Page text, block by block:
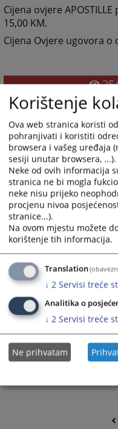
Cijena ovjere
15,00 KM.
Cijena Ovjere ugovora o
Korištenje
Ova web stranica koristi
pohranjivati i koristiti
browsera i vašeg uređaja
sesiji unutar browsera, ...).
Neke od ovih informacija
stranica ne bi mogla
neke nisu prijeko
procjenu nivoa
stranice...).
Na ovom mjestu možete
korištenje tih informacija.
Translation
↓ 2 Servisi treće
Analitika o
↓ 2 Servisi treće
Ne prihvatam